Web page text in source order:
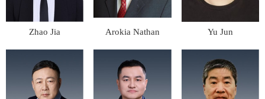
Zhao Jia Arokia Nathan Yu Jun